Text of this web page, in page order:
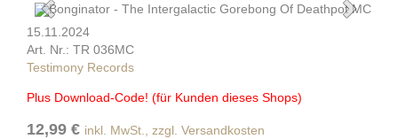
15.11.2024
Art. Nr.: TR 036MC
Testimony Records
Plus Download-Code! (für Kunden dieses Shops)
12,99 € inkl. MwSt., zzgl. Versandkosten